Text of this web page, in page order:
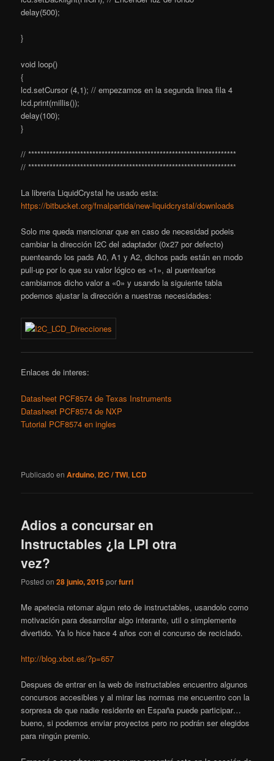
delay(500);
}
void loop()
{
lcd.setCursor (4,1); // empezamos en la segunda linea fila 4
lcd.print(millis());
delay(100);
}
// ********************************************************************
// ********************************************************************
La libreria LiquidCrystal he usado esta:
https://bitbucket.org/fmalpartida/new-liquidcrystal/downloads
Solo me queda mencionar que en caso de necesidad podeis
cambiar la dirección I2C del adaptador (0x27 por defecto)
puenteando los pads A0, A1 y A2, dichos pads están en modo
pull-up por lo que su valor lógico es «1», al puentearlos
cambiamos dicho valor a «0» y usando la siguiente tabla
podemos ajustar la dirección a nuestras necesidades:
Enlaces de interes:
Datasheet PCF8574 de Texas Instruments
Datasheet PCF8574 de NXP
Tutorial PCF8574 en ingles
Publicado en Arduino,I2C / TWI, LCD
Adios a concursar en
Instructables ¿la LPI otra
vez?
Posted on28 junio, 2015porfurri
Me apetecia retomar algun reto de instructables, usandolo como
motivación para desarrollar algo interante, util o simplemente
divertido. Ya lo hice hace 4 años con el concurso de reciclado.
http://blog.xbot.es/?p=657
Despues de entrar en la web de instructables encuentro algunos
concursos accesibles y al mirar las normas me encuentro con la
sorpresa de que nadie residente en España puede participar…
bueno, si podemos enviar proyectos pero no podrán ser elegidos
para ningún premio.